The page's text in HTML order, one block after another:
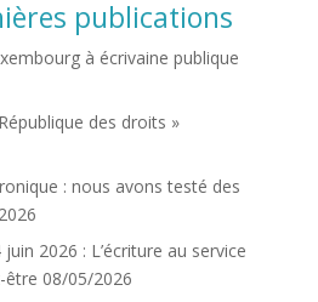
publications
à écrivaine publique
des droits »
: nous avons testé des
juin 2026 : L’écriture au service
être 08/05/2026